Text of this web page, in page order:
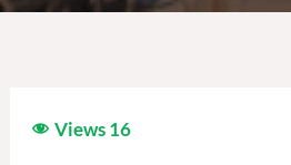
Views16